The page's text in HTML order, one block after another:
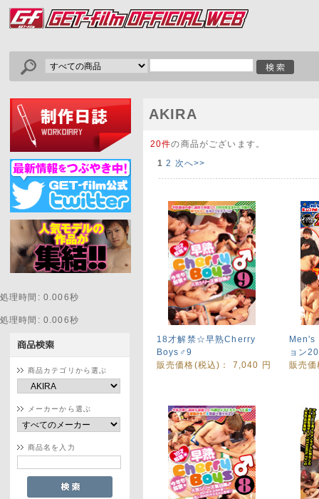
処理時間: 0.006秒
処理時間: 0.006秒
商品カテゴリから選ぶ
メーカーから選ぶ
商品名を入力
AKIRA
20件の商品がございます。
1 2 次へ>>
18才解禁☆早熟Cherry
Boys♂9
販売価格(税込)： 7,040 円
Men's
ョン
販売